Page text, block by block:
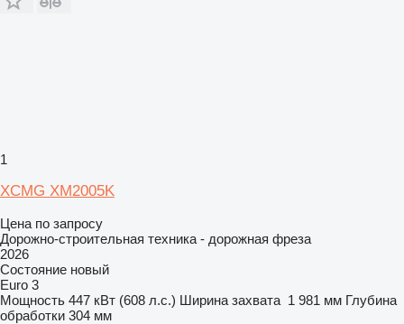
1
XCMG XM2005K
Цена по запросу
Дорожно-строительная техника - дорожная фреза
2026
Состояние новый
Euro 3
Мощность 447 кВт (608 л.с.) Ширина захвата 1 981 мм Глубина
обработки 304 мм